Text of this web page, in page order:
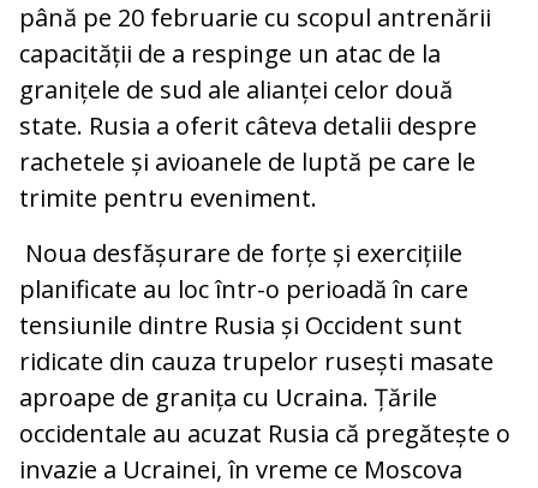
până pe 20 februarie cu scopul antrenării
capacității de a respinge un atac de la
granițele de sud ale alianței celor două
state. Rusia a oferit câteva detalii despre
rachetele și avioanele de luptă pe care le
trimite pentru eveniment.
Noua desfășurare de forțe și exercițiile
planificate au loc într-o perioadă în care
tensiunile dintre Rusia și Occident sunt
ridicate din cauza trupelor rusești masate
aproape de granița cu Ucraina. Țările
occidentale au acuzat Rusia că pregătește o
invazie a Ucrainei, în vreme ce Moscova